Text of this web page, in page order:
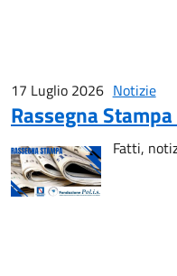
17 Luglio 2026 Notizie
Rassegna
Fatti,